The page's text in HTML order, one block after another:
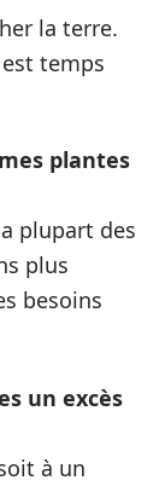
la terre.
temps
plantes
plupart des
plus
besoins
un excès
à un